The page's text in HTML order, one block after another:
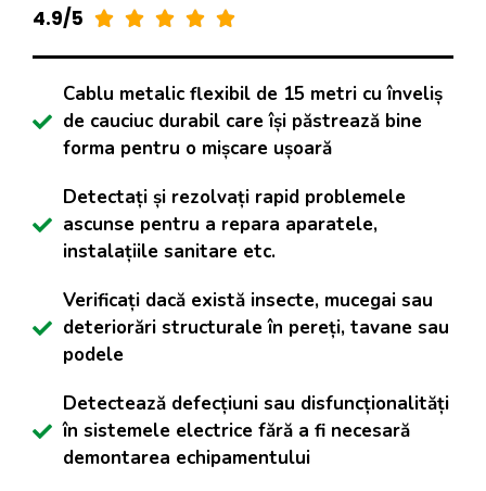
4.9/5
    
Cablu metalic flexibil de 15 metri cu înveliș
de cauciuc durabil care își păstrează bine
forma pentru o mișcare ușoară
Detectați și rezolvați rapid problemele
ascunse pentru a repara aparatele,
instalațiile sanitare etc.
Verificați dacă există insecte, mucegai sau
deteriorări structurale în pereți, tavane sau
podele
Detectează defecțiuni sau disfuncționalități
în sistemele electrice fără a fi necesară
demontarea echipamentului